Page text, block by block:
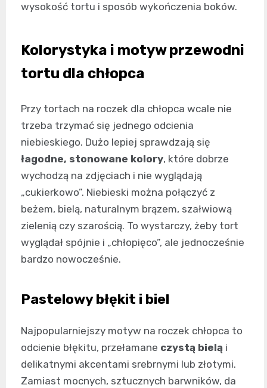
wysokość tortu i sposób wykończenia boków.
Kolorystyka i motyw przewodni
tortu dla chłopca
Przy tortach na roczek dla chłopca wcale nie
trzeba trzymać się jednego odcienia
niebieskiego. Dużo lepiej sprawdzają się
łagodne, stonowane kolory, które dobrze
wychodzą na zdjęciach i nie wyglądają
„cukierkowo”. Niebieski można połączyć z
beżem, bielą, naturalnym brązem, szałwiową
zielenią czy szarością. To wystarczy, żeby tort
wyglądał spójnie i „chłopięco”, ale jednocześnie
bardzo nowocześnie.
Pastelowy błękit i biel
Najpopularniejszy motyw na roczek chłopca to
odcienie błękitu, przełamane czystą bielą i
delikatnymi akcentami srebrnymi lub złotymi.
Zamiast mocnych, sztucznych barwników, da